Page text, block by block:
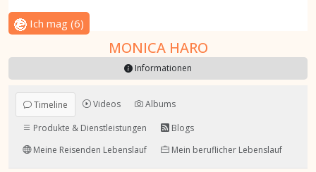
Ich mag (6)
MONICA HARO
Informationen
Timeline Videos
Albums
Produkte & Dienstleistungen
Blogs
Meine Reisenden Lebenslauf
Mein beruflicher Lebenslauf